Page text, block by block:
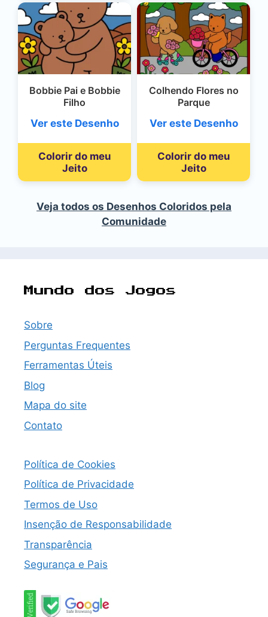
Bobbie Pai e Bobbie
Filho
Ver este Desenho
Colorir do meu
Jeito
Colhendo Flores no
Parque
Ver este Desenho
Colorir do meu
Jeito
Veja todos os Desenhos Coloridos pela
Comunidade
Mundo dos Jogos
Sobre
Perguntas Frequentes
Ferramentas Úteis
Blog
Mapa do site
Contato
Política de Cookies
Política de Privacidade
Termos de Uso
Insenção de Responsabilidade
Transparência
Segurança e Pais